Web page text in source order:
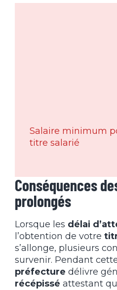
Salaire minimum
titre salarié
Conséquences
prolongés
Lorsque les délai
l’obtention de votre
s’allonge, plusieurs
survenir. Pendant
préfecture délivre
récépissé attestant